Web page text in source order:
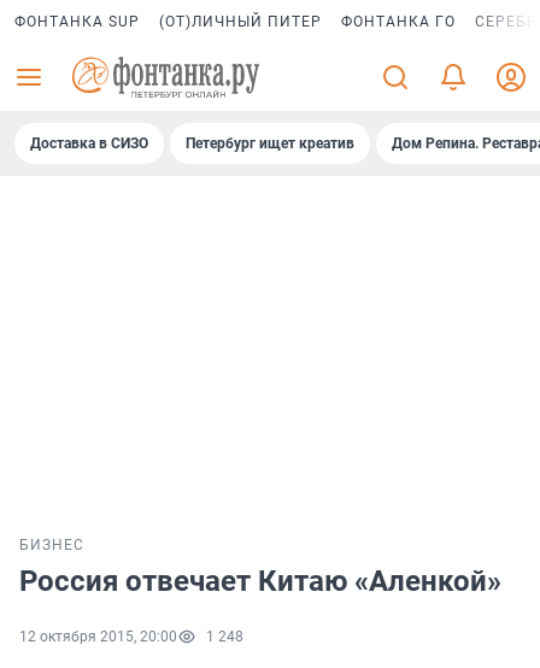
ФОНТАНКА SUP (ОТ)ЛИЧНЫЙ ПИТЕР ФОНТАНКА ГО
Доставка в СИЗО Петербург ищет креатив Дом Репина.
БИЗНЕС
Россия отвечает Китаю «Аленкой»
12 октября 2015, 20:00 1 248